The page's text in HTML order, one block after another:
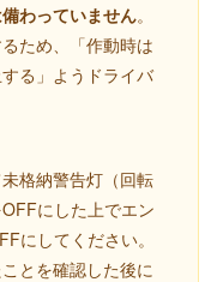
わっていません。
ため、「作動時は
る」ようドライバ
格納警告灯（回転
にした上でエン
にしてください。
とを確認した後に